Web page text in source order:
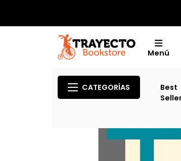
Menú
CATEGORÍAS
Best